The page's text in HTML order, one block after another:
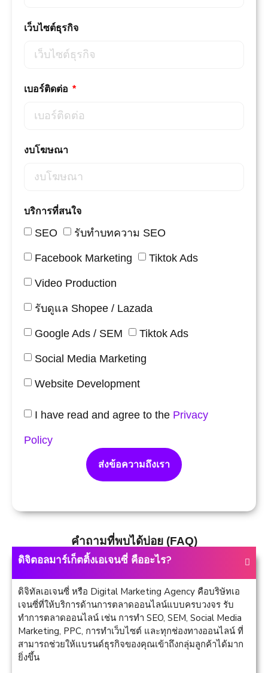
เว็บไซต์ธุรกิจ
เบอร์ติดต่อ
งบโฆษณา
บริการที่สนใจ
SEO รับทำบทความ SEO
Facebook Marketing Tiktok Ads
Video Production
รับดูแล Shopee / Lazada
Google Ads / SEM Tiktok Ads
Social Media Marketing
Website Development
I have read and agree to the Privacy
Policy
ส่งข้อความถึงเรา
คำถามที่พบได้บ่อย (FAQ)
ดิจิตอลมาร์เก็ตติ้งเอเจนซี่ คืออะไร?
ดิจิทัลเอเจนซี่ หรือ Digital Marketing Agency คือบริษัทเอ
เจนซี่ที่ให้บริการด้านการตลาดออนไลน์แบบครบวงจร รับ
ทำการตลาดออนไลน์ เช่น การทำ SEO, SEM, Social Media
Marketing, PPC, การทำเว็บไซต์ และทุกช่องทางออนไลน์ ที่
สามารถช่วยให้แบรนด์ธุรกิจของคุณเข้าถึงกลุ่มลูกค้าได้มาก
ยิ่งขึ้น